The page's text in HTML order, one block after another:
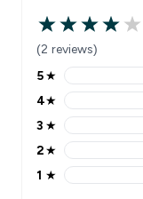
(2 reviews)
5★
4★
3 ★
2★
1 ★